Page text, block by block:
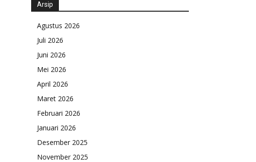
Arsip
Agustus 2026
Juli 2026
Juni 2026
Mei 2026
April 2026
Maret 2026
Februari 2026
Januari 2026
Desember 2025
November 2025